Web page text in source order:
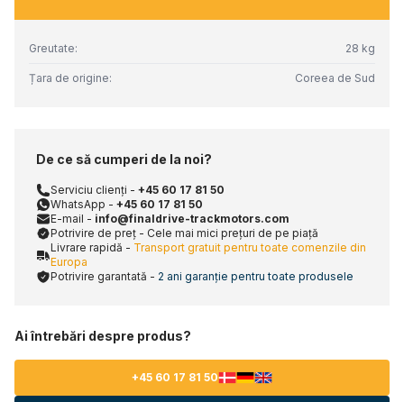
Greutate: 28 kg
Țara de origine: Coreea de Sud
De ce să cumperi de la noi?
Serviciu clienți - +45 60 17 81 50
WhatsApp - +45 60 17 81 50
E-mail - info@finaldrive-trackmotors.com
Potrivire de preț - Cele mai mici prețuri de pe piață
Livrare rapidă - Transport gratuit pentru toate comenzile din
Europa
Potrivire garantată - 2 ani garanție pentru toate produsele
Ai întrebări despre produs?
+45 60 17 81 50